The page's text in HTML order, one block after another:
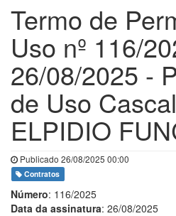
Termo de
Uso nº 116/
26/08/2025 -
de Uso
ELPIDIO
Publicado 26/08/2025 00:00
Contratos
Número: 116/2025
Data da assinatura: 26/08/2025